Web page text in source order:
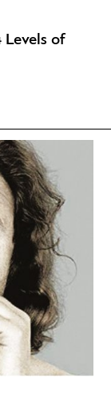
Levels of